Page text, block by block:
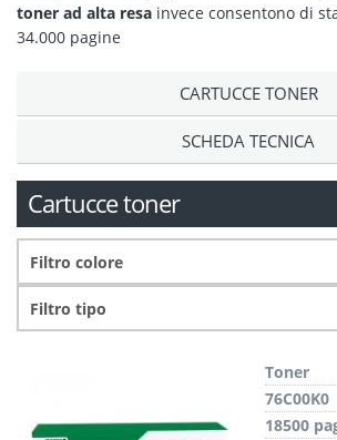
toner ad alta resa invece consentono di
34.000 pagine
CARTUCCE TONER
SCHEDA TECNICA
Cartucce toner
Toner
76C00K0
18500